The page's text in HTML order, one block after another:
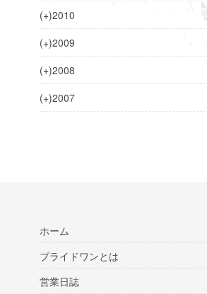
(+)2010
(+)2009
(+)2008
(+)2007
ホーム
プライドワンとは
営業日誌